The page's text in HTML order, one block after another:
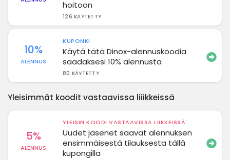
hoitoon
126 KÄYTETTY
10%
ALENNUS
KUPONKI
Käytä tätä Dinox-alennuskoodia
saadaksesi 10% alennusta
80 KÄYTETTY
Yleisimmät koodit vastaavissa liiikkeissä
5%
ALENNUS
YLEISIN KOODI VASTAAVISSA LIIKKEISSÄ
Uudet jäsenet saavat alennuksen
ensimmäisestä tilauksesta tällä
kupongilla